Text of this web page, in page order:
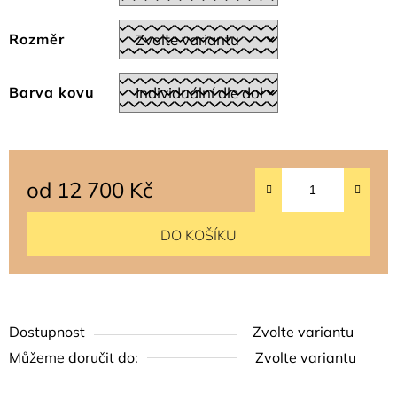
Rozměr
Barva kovu
Dostupnost
Zvolte variantu
Můžeme doručit do:
Zvolte variantu
od 12 700 Kč
DO KOŠÍKU